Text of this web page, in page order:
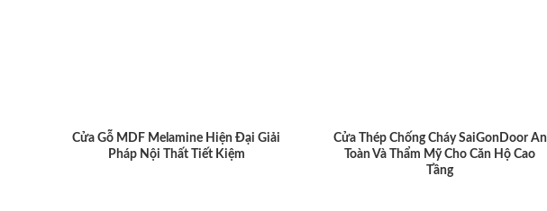
Cửa Gỗ MDF Melamine Hiện Đại Giải
Pháp Nội Thất Tiết Kiệm
Cửa Thép Chống Cháy SaiGonDoor An
Toàn Và Thẩm Mỹ Cho Căn Hộ Cao
Tầng